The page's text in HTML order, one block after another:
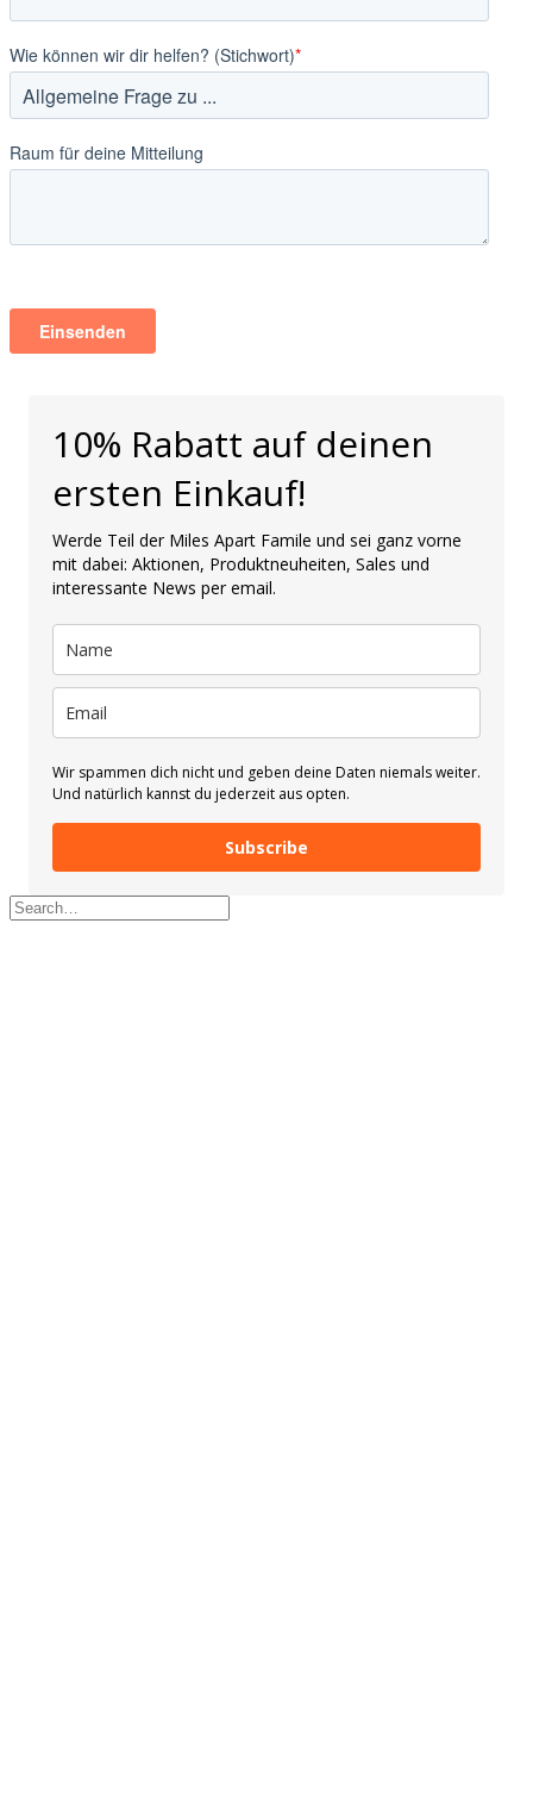
10% Rabatt auf deinen
ersten Einkauf!
Werde Teil der Miles Apart Famile und sei ganz vorne
mit dabei: Aktionen, Produktneuheiten, Sales und
interessante News per email.
Wir spammen dich nicht und geben deine Daten niemals weiter.
Und natürlich kannst du jederzeit aus opten.
Subscribe